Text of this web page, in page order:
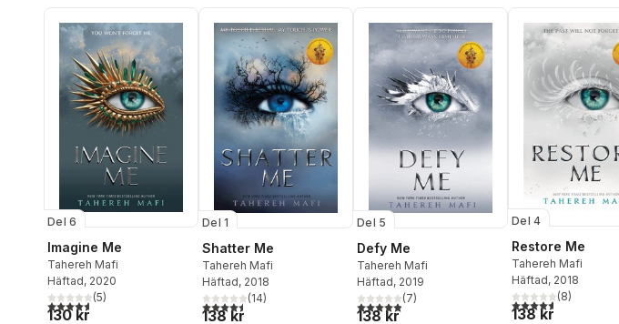
Del 6
Imagine Me
Tahereh Mafi
Häftad, 2020
4,6utav 5 stjärnor. Totalt antal röster:
(5)
130 kr
Del 1
Shatter Me
Tahereh Mafi
Häftad, 2018
4,5utav 5 stjärnor. Totalt antal röster:
(14)
138 kr
Del 5
Defy Me
Tahereh Mafi
Häftad, 2019
4,9utav 5 stjärnor. Totalt antal röster:
(7)
138 kr
Del 4
Restore Me
Tahereh Mafi
Häftad, 2018
4,6utav 5 stjärnor.
(8)
138 kr